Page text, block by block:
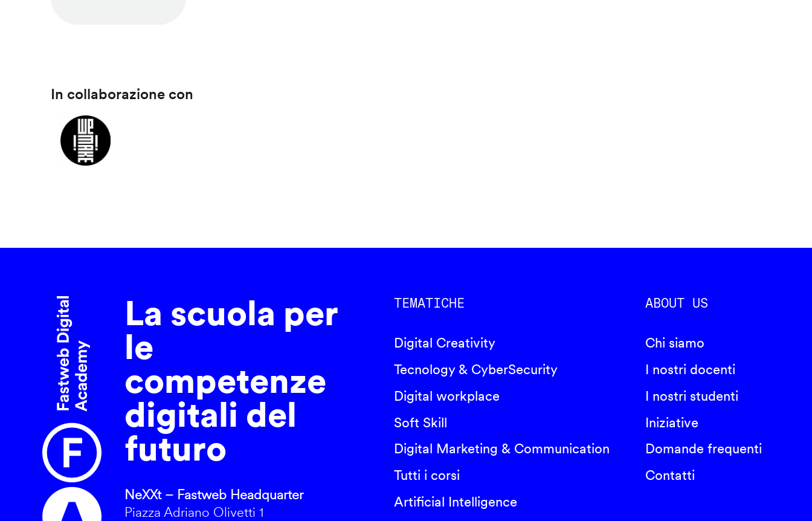
In collaborazione con
La scuola per
le
competenze
digitali del
futuro
NeXXt – Fastweb Headquarter
Piazza Adriano Olivetti 1
TEMATICHE
Digital Creativity
Tecnology & CyberSecurity
Digital workplace
Soft Skill
Digital Marketing & Communication
Tutti i corsi
Artificial Intelligence
ABOUT US
Chi siamo
I nostri docenti
I nostri studenti
Iniziative
Domande frequenti
Contatti